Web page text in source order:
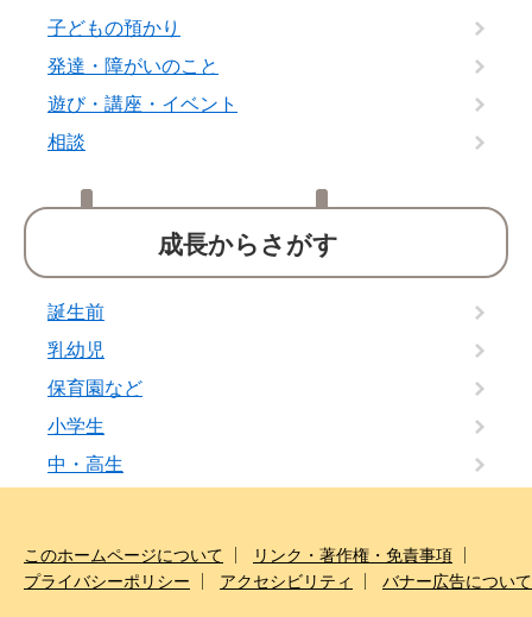
子どもの預かり
発達・障がいのこと
遊び・講座・イベント
相談
成長からさがす
誕生前
乳幼児
保育園など
小学生
中・高生
このホームページについて
リンク・著作権・免責事項
プライバシーポリシー
アクセシビリティ バナー広告について